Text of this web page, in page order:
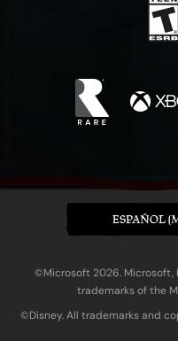
ESPAÑOL
©Microsoft 2026. Microsoft,
trademarks of the
©Disney. All trademarks and